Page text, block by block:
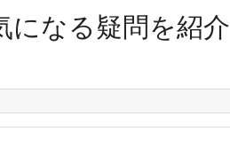
になる疑問を紹介